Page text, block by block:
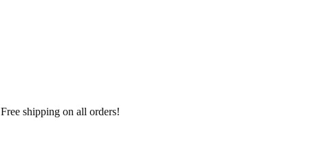
Free shipping on all orders!